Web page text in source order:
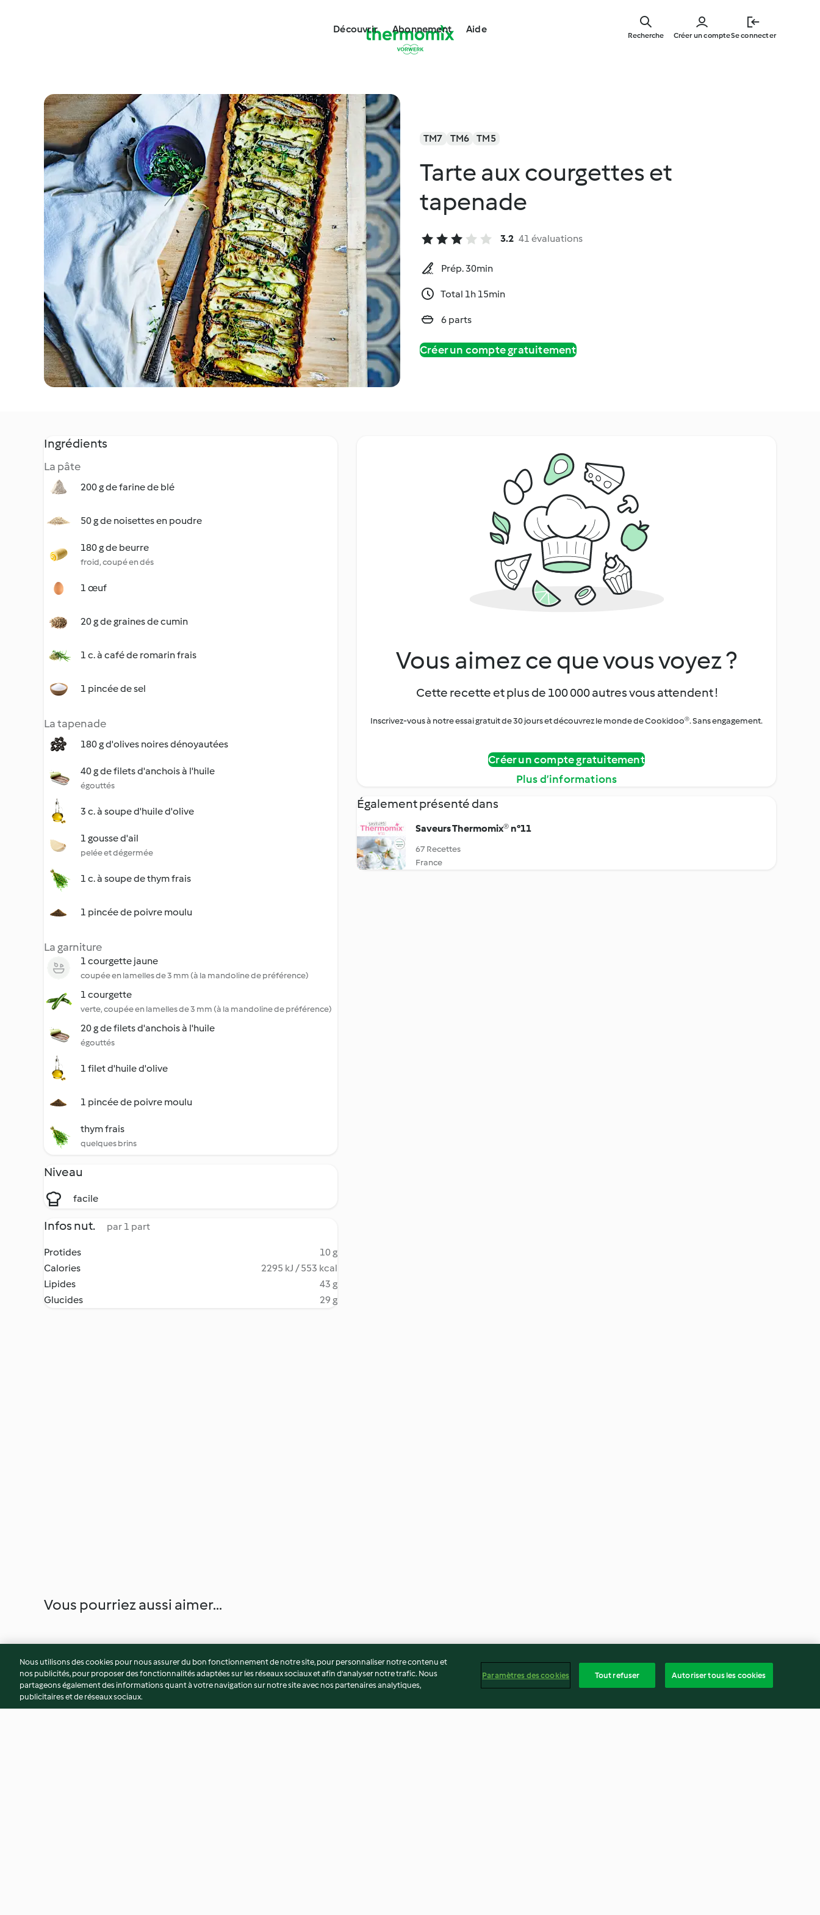
main
Découvrir Abonnement Aide
Créer un compteSe connecter
Recherche
TM7 TM6 TM5
Tarte aux courgettes et
tapenade
3.2 41 évaluations
Prép. 30min
Total 1h 15min
6 parts
Créer un compte gratuitement
Ingrédients
La pâte
200 g de farine de blé
50 g de noisettes en poudre
180 g de beurre
froid, coupé en dés
1 œuf
20 g de graines de cumin
1 c. à café de romarin frais
1 pincée de sel
La tapenade
180 g d'olives noires dénoyautées
40 g de filets d'anchois à l'huile
égouttés
3 c. à soupe d'huile d'olive
1 gousse d'ail
pelée et dégermée
1 c. à soupe de thym frais
1 pincée de poivre moulu
La garniture
1 courgette jaune
coupée en lamelles de 3 mm (à la mandoline de préférence)
1 courgette
verte, coupée en lamelles de 3 mm (à la mandoline de préférence)
20 g de filets d'anchois à l'huile
égouttés
1 filet d'huile d'olive
1 pincée de poivre moulu
thym frais
quelques brins
Niveau
facile
Infos nut. par 1 part
Protides
10 g
Calories
2295 kJ / 553 kcal
Lipides
43 g
Glucides
29 g
Vous aimez ce que vous voyez ?
Cette recette et plus de 100 000 autres vous attendent !
Inscrivez-vous à notre essai gratuit de 30 jours et découvrez le monde de Cookidoo®. Sans engagement.
Créer un compte gratuitement
Plus d’informations
Également présenté dans
Saveurs Thermomix® n°11
67 Recettes
France
Vous pourriez aussi aimer...
Nous utilisons des cookies pour nous assurer du bon fonctionnement de notre site, pour personnaliser notre contenu et
nos publicités, pour proposer des fonctionnalités adaptées sur les réseaux sociaux et afin d’analyser notre trafic. Nous
partageons également des informations quant à votre navigation sur notre site avec nos partenaires analytiques,
publicitaires et de réseaux sociaux.
Paramètres des cookies Tout refuser Autoriser tous les cookies